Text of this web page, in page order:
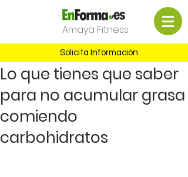
Amaya Fitness
Solicita Información
Lo que tienes que saber
para no acumular grasa
comiendo
carbohidratos